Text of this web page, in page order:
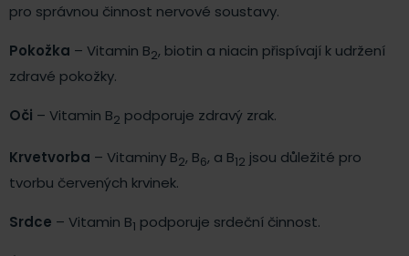
pro správnou činnost nervové soustavy.
Pokožka – Vitamin B2, biotin a niacin přispívají k udržení
zdravé pokožky.
Oči – Vitamin B2 podporuje zdravý zrak.
Krvetvorba – Vitaminy B2, B6, a B12 jsou důležité pro
tvorbu červených krvinek.
Srdce – Vitamin B1 podporuje srdeční činnost.